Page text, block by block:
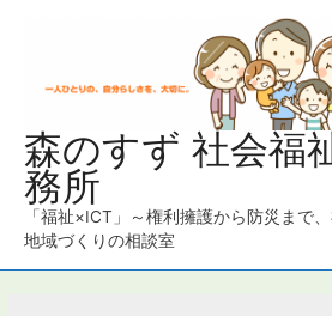
森のすず 社会福
務所
「福祉×ICT」～権利擁護から防災まで
地域づくりの相談室